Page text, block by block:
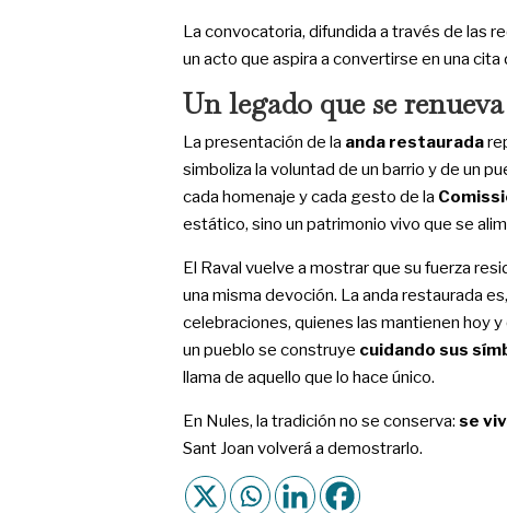
La convocatoria, difundida a través de las
un acto que aspira a convertirse en una
Un legado que se
La presentación de la anda restaurada
simboliza la voluntad de un barrio y de un
cada homenaje y cada gesto de la
estático, sino un patrimonio vivo que se
El Raval vuelve a mostrar que su fuerza
una misma devoción. La anda restaurada
celebraciones, quienes las mantienen hoy
un pueblo se construye cuidando sus
llama de aquello que lo hace único.
En Nules, la tradición no se conserva: se
Sant Joan volverá a demostrarlo.